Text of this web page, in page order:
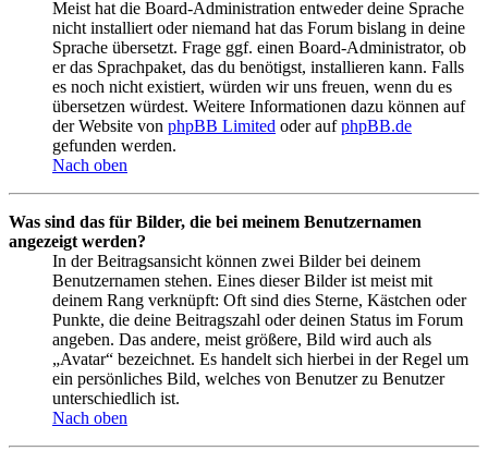
Meist hat die Board-Administration entweder deine Sprache
nicht installiert oder niemand hat das Forum bislang in deine
Sprache übersetzt. Frage ggf. einen Board-Administrator, ob
er das Sprachpaket, das du benötigst, installieren kann. Falls
es noch nicht existiert, würden wir uns freuen, wenn du es
übersetzen würdest. Weitere Informationen dazu können auf
der Website von phpBB Limited oder aufphpBB.de
gefunden werden.
Nach oben
Was sind das für Bilder, die bei meinem Benutzernamen
angezeigt werden?
In der Beitragsansicht können zwei Bilder bei deinem
Benutzernamen stehen. Eines dieser Bilder ist meist mit
deinem Rang verknüpft: Oft sind dies Sterne, Kästchen oder
Punkte, die deine Beitragszahl oder deinen Status im Forum
angeben. Das andere, meist größere, Bild wird auch als
„Avatar“ bezeichnet. Es handelt sich hierbei in der Regel um
ein persönliches Bild, welches von Benutzer zu Benutzer
unterschiedlich ist.
Nach oben